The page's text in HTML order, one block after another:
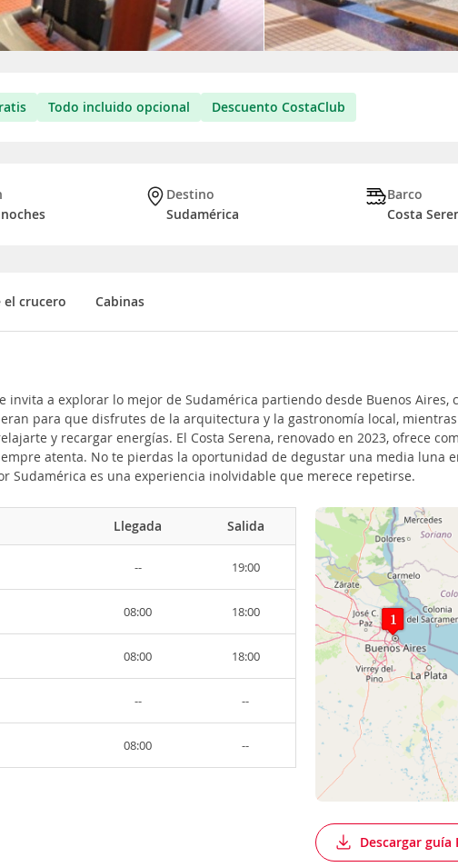
Todo incluido opcional Descuento CostaClub
Destino
Sudamérica
Barco
Costa
el crucero Cabinas
invita a explorar lo mejor de Sudamérica partiendo desde Buenos Aires,
para que disfrutes de la arquitectura y la gastronomía local,
y recargar energías. El Costa Serena, renovado en 2023, ofrece
atenta. No te pierdas la oportunidad de degustar una media luna
Sudamérica es una experiencia inolvidable que merece repetirse.
Descargar guía
Llegada Salida
-- 19:00
08:00 18:00
08:00 18:00
-- --
08:00 --